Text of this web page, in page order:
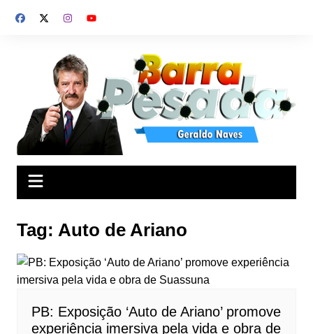
para
Tag: Auto de Ariano
PB: Exposição ‘Auto de Ariano’ promove
experiência imersiva pela vida e obra de